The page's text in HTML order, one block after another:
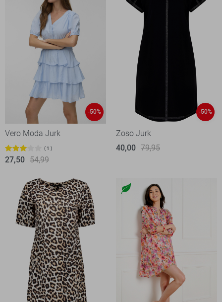
-50%
Vero Moda Jurk
1
27,50 54,99
-50%
Zoso Jurk
40,00 79,95